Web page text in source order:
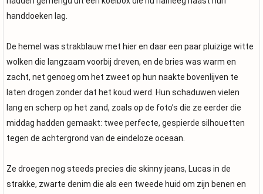
handdoeken lag.
De hemel was strakblauw met hier en daar een paar pluizige witte
wolken die langzaam voorbij dreven, en de bries was warm en
zacht, net genoeg om het zweet op hun naakte bovenlijven te
laten drogen zonder dat het koud werd. Hun schaduwen vielen
lang en scherp op het zand, zoals op de foto’s die ze eerder die
middag hadden gemaakt: twee perfecte, gespierde silhouetten
tegen de achtergrond van de eindeloze oceaan.
Ze droegen nog steeds precies die skinny jeans, Lucas in de
strakke, zwarte denim die als een tweede huid om zijn benen en